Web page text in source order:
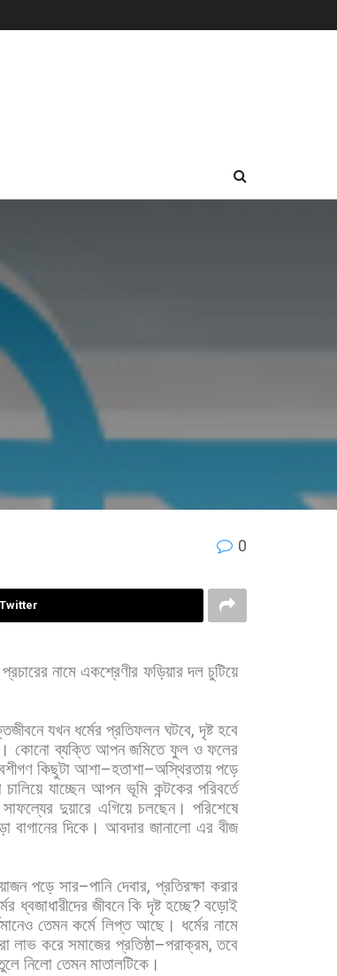
0
প্রচারের নামে একশ্রেণীর ফড়িয়ার দল চুটিয়ে
যখন ধর্মের প্রতিফলন ঘটবে,দৃষ্ট হবে
কোনো ব্যক্তি আপন জমিতে ফুল ও ফলের
কিছুটা আশা–হতাশা–অস্থিরতায় পড়ে
চালিয়ে যাচ্ছেন আপন ভূমি কন্টকের পরিবর্তে
সাফল্যের দুয়ারে এগিয়ে চলছেন। পরিশেষে
বাগানের দিকে। আবদার জানালো এর বীজ
পড়ে সার–পানি দেবার, প্রতিরক্ষা করার
ধ্বজাধারীদের জীবনে কি দৃষ্ট হচ্ছে?বড়োই
তেমন কর্মে লিপ্ত আছে। ধর্মের নামে
লাভ করে সমাজের প্রতিষ্ঠা–পরাক্রম,তবে
নিলো তেমন মাতালটিকে।